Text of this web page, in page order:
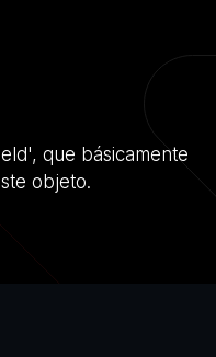
que básicamente
objeto.